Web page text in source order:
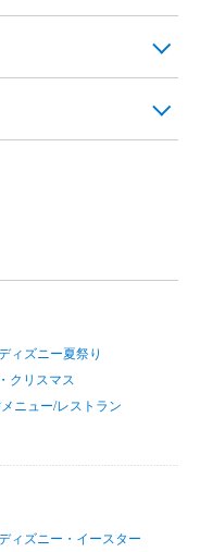
ィズニー夏祭り
クリスマス
ニュー/レストラン
ィズニー・イースター